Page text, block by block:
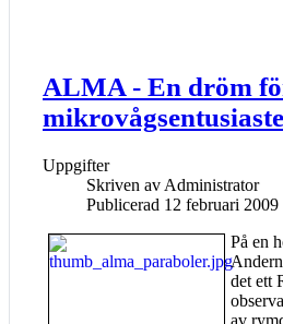
ALMA - En dröm
Uppgifter
Skriven av Administrator
Publicerad 12 februari 2009
På en
det ett
av